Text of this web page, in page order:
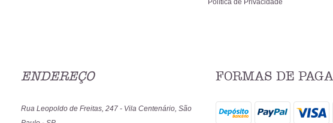
Política de Privacidade
ENDEREÇO
Rua Leopoldo de Freitas, 247 - Vila Centenário, São
FORMAS DE